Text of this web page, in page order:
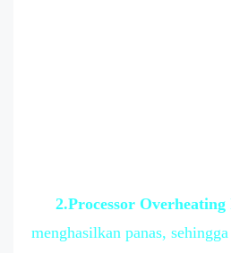
2.Processor Overheating
menghasilkan panas,